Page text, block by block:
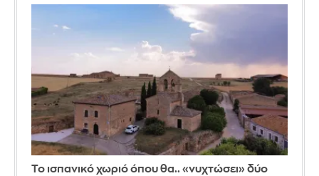
Το ισπανικό χωριό όπου θα.. «νυχτώσει» δύο